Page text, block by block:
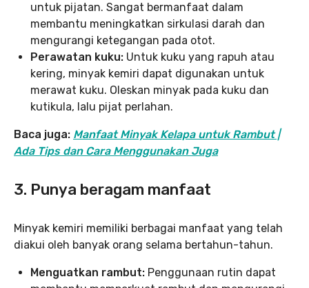
untuk pijatan. Sangat bermanfaat dalam
membantu meningkatkan sirkulasi darah dan
mengurangi ketegangan pada otot.
Perawatan kuku: Untuk kuku yang rapuh atau
kering, minyak kemiri dapat digunakan untuk
merawat kuku. Oleskan minyak pada kuku dan
kutikula, lalu pijat perlahan.
Baca juga: Manfaat Minyak Kelapa untuk Rambut |
Ada Tips dan Cara Menggunakan Juga
3. Punya beragam manfaat
Minyak kemiri memiliki berbagai manfaat yang telah
diakui oleh banyak orang selama bertahun-tahun.
Menguatkan rambut: Penggunaan rutin dapat